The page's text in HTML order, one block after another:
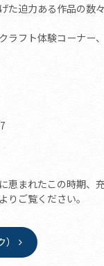
た迫力ある作品の数
ラフト体験コーナー
恵まれたこの時期、
りご覧ください。